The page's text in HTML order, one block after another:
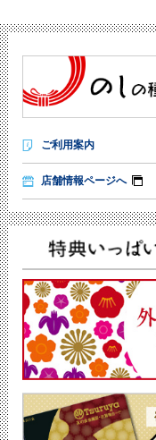
ご利用案内
店舗情報ページへ